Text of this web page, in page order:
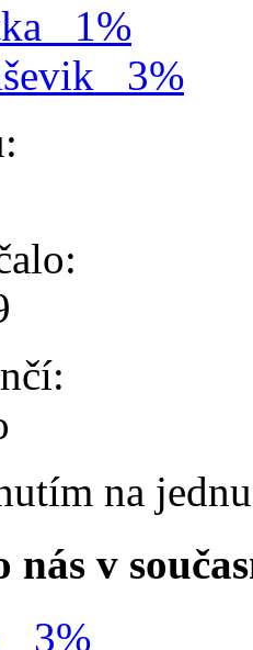
1%
3%
na
nás v
3%